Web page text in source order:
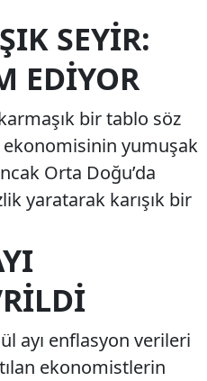
SEYIR:
EDIYOR
bir tablo söz
ekonomisinin yumuşak
Orta Doğu’da
yaratarak karışık bir
ayı enflasyon verileri
ekonomistlerin